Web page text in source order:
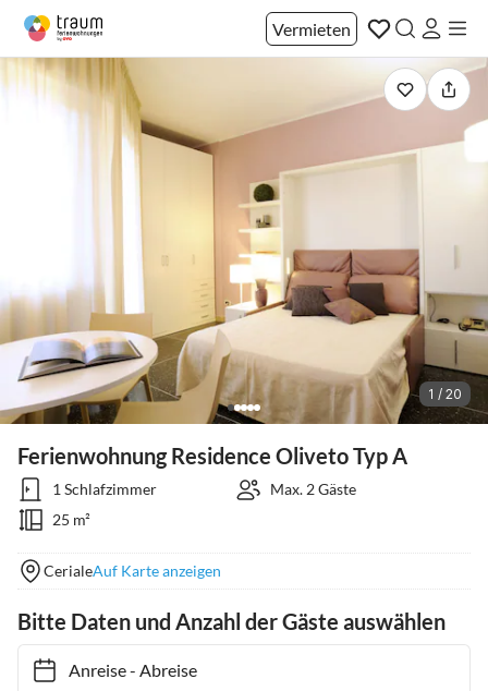
Vermieten
1 / 20
Ferienwohnung Residence Oliveto Typ A
1 Schlafzimmer
Max. 2 Gäste
25 m²
CerialeAuf Karte anzeigen
Bitte Daten und Anzahl der Gäste auswählen
Anreise- Abreise